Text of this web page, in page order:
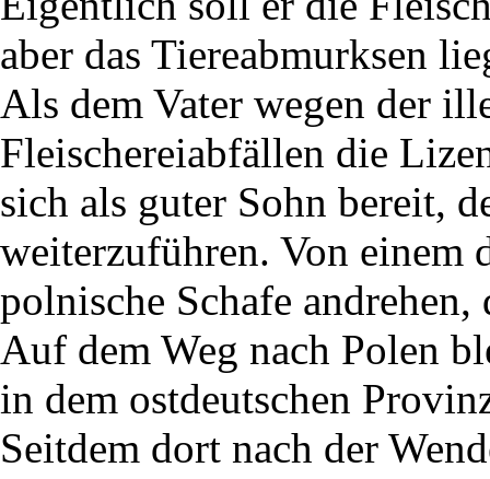
aber das Tiereabmurksen
Als dem Vater wegen der
Fleischereiabfällen die
sich als guter Sohn bereit,
weiterzuführen. Von einem
polnische Schafe andrehen,
Auf dem Weg nach Polen
in dem ostdeutschen
Seitdem dort nach der